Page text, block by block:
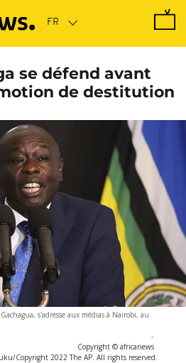
se défend avant
de destitution
s'adresse aux médias à Nairobi, au
-
Copyright © africanews
Copyright 2022 The AP. All rights reserved.